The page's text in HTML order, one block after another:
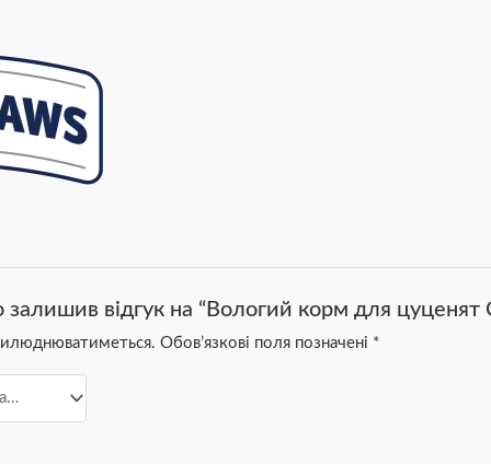
відгук на “Вологий корм для цуценят
Обов’язкові поля позначені *